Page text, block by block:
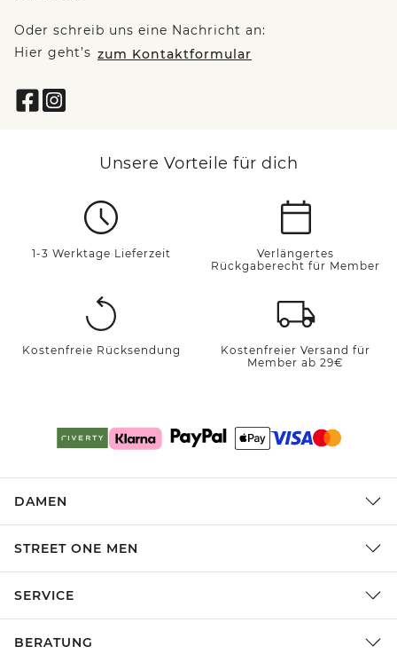
Oder schreib uns eine Nachricht an:
Hier geht’s zum Kontaktformular
Unsere Vorteile für dich
1-3 Werktage Lieferzeit
Verlängertes
Rückgaberecht für Member
Kostenfreie Rücksendung
Kostenfreier Versand für
Member ab 29€
DAMEN
STREET ONE MEN
SERVICE
BERATUNG